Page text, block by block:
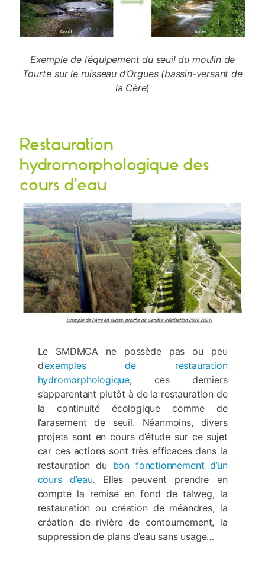
Exemple de l’équipement du seuil du moulin de
Tourte sur le ruisseau d’Orgues (bassin-versant de
la Cère)
Restauration
hydromorphologique des
cours d’eau
Le SMDMCA ne possède pas ou peu
d’exemples de restauration
hydromorphologique, ces derniers
s’apparentant plutôt à de la restauration de
la continuité écologique comme de
l’arasement de seuil. Néanmoins, divers
projets sont en cours d’étude sur ce sujet
car ces actions sont très efficaces dans la
restauration du bon fonctionnement d’un
cours d’eau. Elles peuvent prendre en
compte la remise en fond de talweg, la
restauration ou création de méandres, la
création de rivière de contournement, la
suppression de plans d’eau sans usage…